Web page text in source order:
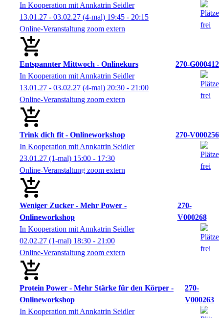
In Kooperation mit Annkatrin Seidler
13.01.27 - 03.02.27 (4-mal) 19:45 - 20:15
Online-Veranstaltung zoom extern
Entspannter Mittwoch - Onlinekurs
270-G000412
In Kooperation mit Annkatrin Seidler
13.01.27 - 03.02.27 (4-mal) 20:30 - 21:00
Online-Veranstaltung zoom extern
Trink dich fit - Onlineworkshop
270-V000256
In Kooperation mit Annkatrin Seidler
23.01.27 (1-mal) 15:00 - 17:30
Online-Veranstaltung zoom extern
Weniger Zucker - Mehr Power -
Onlineworkshop
270-
V000268
In Kooperation mit Annkatrin Seidler
02.02.27 (1-mal) 18:30 - 21:00
Online-Veranstaltung zoom extern
Protein Power - Mehr Stärke für den Körper -
Onlineworkshop
270-
V000263
In Kooperation mit Annkatrin Seidler